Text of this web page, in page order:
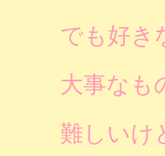
でも好き
大事なも
難しいけ